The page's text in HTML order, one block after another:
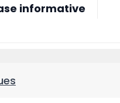
informative